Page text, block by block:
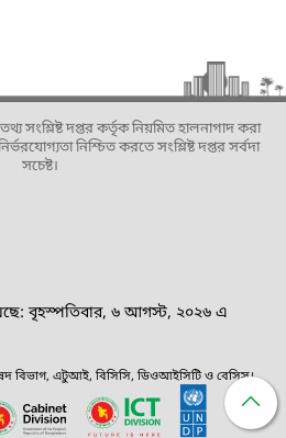
সংশ্লিষ্ট দপ্তর কর্তৃক নিয়মিত হালনাগাদ করা
নিশ্চিত করতে সংশ্লিষ্ট দপ্তর সর্বদা
সচেষ্ট।
বৃহস্পতিবার, ৬ আগস্ট, ২০২৬ এ
বিভাগ, এটুআই, বিসিসি, ডিওআইসিটি ও বেসিস।